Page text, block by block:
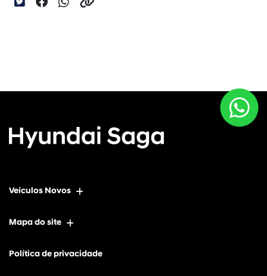
Veículos Novos
Mapa do site
Política de privacidade